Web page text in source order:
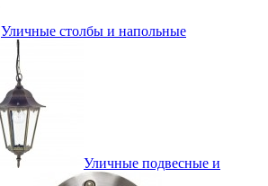
Уличные столбы и напольные
Уличные подвесные и